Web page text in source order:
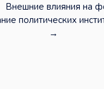
влияния на
политических
→